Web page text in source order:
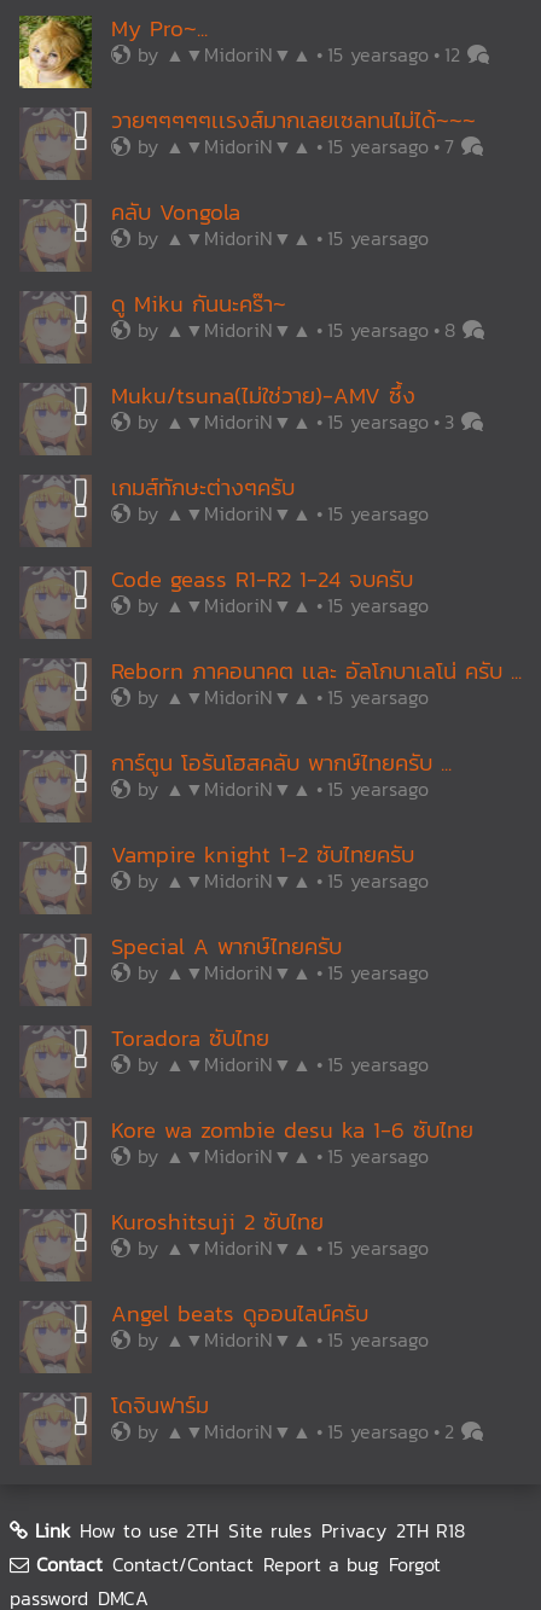
My Pro~...
by ▲▼MidoriN▼▲ 15 yearsago 12
วายๆๆๆๆๆเเรงส์มากเลยเซลทนไม่ได้~~~
by ▲▼MidoriN▼▲ 15 yearsago 7
คลับ Vongola
by ▲▼MidoriN▼▲ 15 yearsago
ดู Miku กันนะคร๊า~
by ▲▼MidoriN▼▲ 15 yearsago 8
Muku/tsuna(ไม่ใช่วาย)-AMV ซึ้ง
by ▲▼MidoriN▼▲ 15 yearsago 3
เกมส์ทักษะต่างๆครับ
by ▲▼MidoriN▼▲ 15 yearsago
Code geass R1-R2 1-24 จบครับ
by ▲▼MidoriN▼▲ 15 yearsago
Reborn ภาคอนาคต เเละ อัลโกบาเลโน่ ครับ ...
by ▲▼MidoriN▼▲ 15 yearsago
การ์ตูน โอรันโฮสคลับ พากษ์ไทยครับ ...
by ▲▼MidoriN▼▲ 15 yearsago
Vampire knight 1-2 ซับไทยครับ
by ▲▼MidoriN▼▲ 15 yearsago
Special A พากษ์ไทยครับ
by ▲▼MidoriN▼▲ 15 yearsago
Toradora ซับไทย
by ▲▼MidoriN▼▲ 15 yearsago
Kore wa zombie desu ka 1-6 ซับไทย
by ▲▼MidoriN▼▲ 15 yearsago
Kuroshitsuji 2 ซับไทย
by ▲▼MidoriN▼▲ 15 yearsago
Angel beats ดูออนไลน์ครับ
by ▲▼MidoriN▼▲ 15 yearsago
โดจินฟาร์ม
by ▲▼MidoriN▼▲ 15 yearsago 2
Link How to use 2TH Site rules Privacy 2TH R18
Contact Contact/Contact Report a bug Forgot
password DMCA